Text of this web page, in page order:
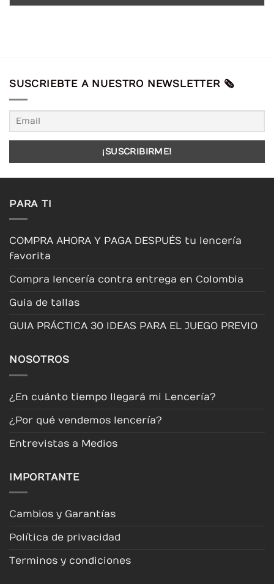
SUSCRIEBTE A NUESTRO NEWSLETTER 🗞️
PARA TI
COMPRA AHORA Y PAGA DESPUÉS tu lencería
favorita
Compra lencería contra entrega en Colombia
Guia de tallas
GUIA PRÁCTICA 30 IDEAS PARA EL JUEGO PREVIO
NOSOTROS
¿En cuánto tiempo llegará mi Lencería?
¿Por qué vendemos lencería?
Entrevistas a Medios
IMPORTANTE
Cambios y Garantías
Política de privacidad
Terminos y condiciones